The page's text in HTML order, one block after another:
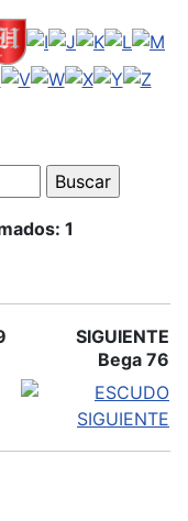
1
SIGUIENTE
Bega 76